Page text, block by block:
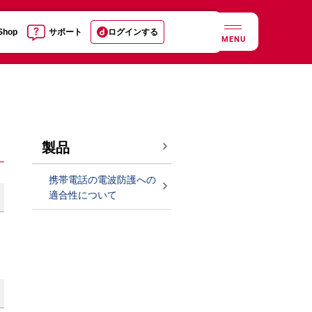
サポート ログインする
MENU
製品
携帯電話の電波防護への
適合性について